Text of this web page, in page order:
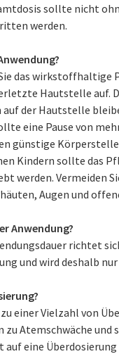
sollte nicht
werden.
das wirkstoffhaltige
Hautstelle auf.
auf der Hautstelle
eine Pause von
günstige
Kindern sollte das
werden. Vermeiden
Augen und
Anwendung?
richtet
und wird deshalb
zu einer Vielzahl von
zu Atemschwäche
auf eine